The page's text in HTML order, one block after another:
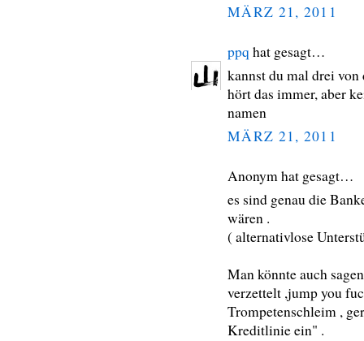
MÄRZ 21, 2011
ppq hat gesagt…
kannst du mal drei
hört das immer, aber
namen
MÄRZ 21, 2011
Anonym hat gesagt…
es sind genau die
wären .
( alternativlose
Man könnte auch
verzettelt ,jump you
Trompetenschleim ,
Kreditlinie ein" .